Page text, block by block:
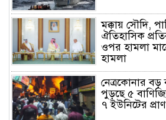
মক্কায় সৌদি,
ঐতিহাসিক
ওপর হামলা
হামলা
নেত্রকোনার
পুড়ছে ৫
৭ ইউনিটের